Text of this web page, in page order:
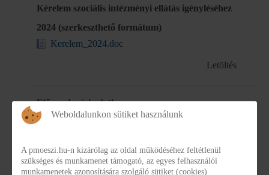
Kérelem szociális intézményi ellátás igényléséhez
2024 (szerkeszthető formátum)
Kerelem_2024.doc
Letöltés
Előgondozási adatlap
Elogondozasi_adatlap.doc
Weboldalunkon sütiket használunk
A pmoeszi.hu-n kizárólag az oldal működéséhez feltétlenül
szükséges és munkamenet támogató, az egyes felhasználói
munkamenetek azonosítására szolgáló sütiket (cookies)